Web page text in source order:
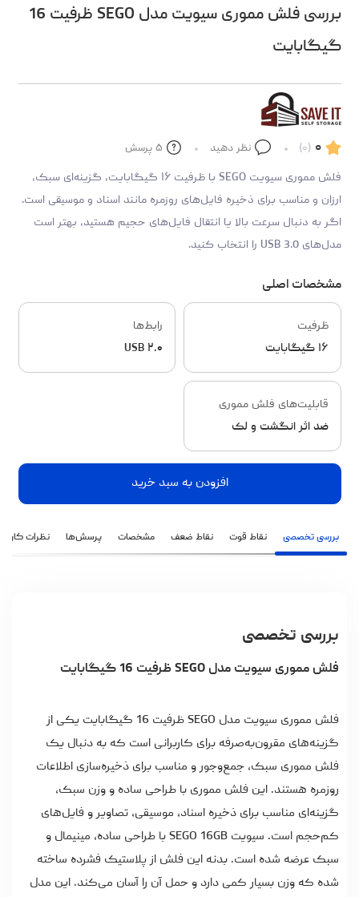
بررسی فلش مموری سیویت مدل SEGO ظرفیت 16
گیگابایت
۰ (۰) نظر دهید ۵ پرسش
فلش مموری سیویت SEGO با ظرفیت ۱۶ گیگابایت، گزینه‌ای سبک،
ارزان و مناسب برای ذخیره فایل‌های روزمره مانند اسناد و موسیقی است.
اگر به دنبال سرعت بالا یا انتقال فایل‌های حجیم هستید، بهتر است
مدل‌های USB 3.0 را انتخاب کنید.
مشخصات اصلی
ظرفیت
۱۶ گیگابایت
رابط‌ها
USB ۲.۰
قابلیت‌های فلش مموری
ضد اثر انگشت و لک
افزودن به سبد خرید
بررسی تخصصی نقاط قوت نقاط ضعف مشخصات پرسش‌ها نظرات
بررسی تخصصی
فلش مموری سیویت مدل SEGO ظرفیت 16 گیگابایت
فلش مموری سیویت مدل SEGO ظرفیت 16 گیگابایت یکی از
گزینه‌های مقرون‌به‌صرفه برای کاربرانی است که به دنبال یک
فلش مموری سبک، جمع‌وجور و مناسب برای ذخیره‌سازی اطلاعات
روزمره هستند. این فلش مموری با طراحی ساده و وزن سبک،
گزینه‌ای مناسب برای ذخیره اسناد، موسیقی، تصاویر و فایل‌های
کم‌حجم است.
سیویت SEGO 16GB با طراحی ساده، مینیمال و
سبک عرضه شده است. بدنه این فلش از پلاستیک فشرده ساخته
شده که وزن بسیار کمی دارد و حمل آن را آسان می‌کند. این مدل